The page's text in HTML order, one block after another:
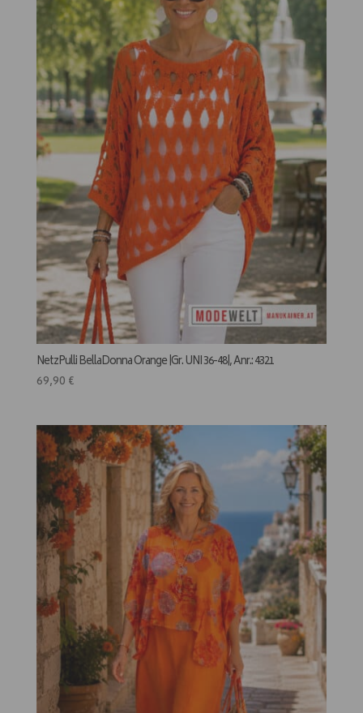
NetzPulli BellaDonna Orange |Gr. UNI 36-48|, Anr.: 4321
69,90 €